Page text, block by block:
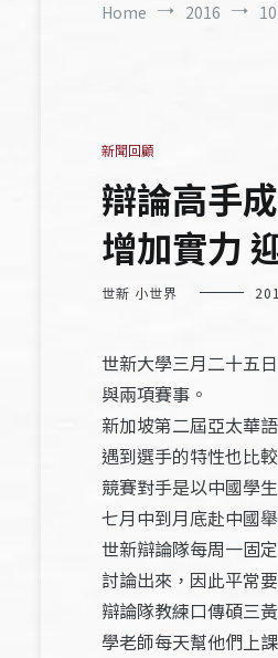
Home 2016
新聞回顧
辯論高手
增加實力
世新 小世界
世新大學三月二十五
與兩項賽事。
新加坡第二屆亞太華
遇到選手的特性也比
競賽對手是以中國學
七月中到月底赴中國
世新辯論隊每周一固
討論出來，因此平常
辯論隊教練口傳碩三
學老師每天幫他們上